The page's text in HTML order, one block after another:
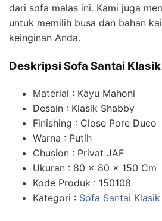
dari sofa malas ini. Kami juga
untuk memilih busa dan bahan
keinginan Anda.
Deskripsi Sofa Santai
Material : Kayu Mahoni
Desain : Klasik Shabby
Finishing : Close Pore Duco
Warna : Putih
Chusion : Privat JAF
Ukuran : 80 x 80 x 150 Cm
Kode Produk : 150108
Kategori : Sofa Santai Klasik